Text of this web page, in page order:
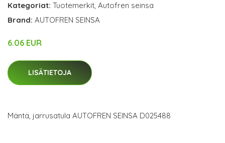
Kategoriat: Tuotemerkit, Autofren seinsa
Brand: AUTOFREN SEINSA
6.06 EUR
LISÄTIETOJA
Mäntä, jarrusatula AUTOFREN SEINSA D025488